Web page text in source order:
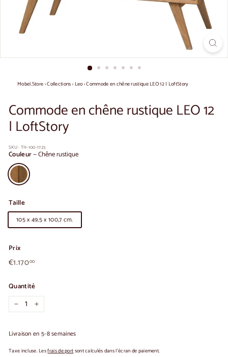
Mobel.Store›Collections› Leo›Commode en chêne rustique LEO 12 | LoftStory
Commode en chêne rustique LEO 12
| LoftStory
SKU : TH-100-1723
Couleur—Chêne rustique
Taille
105 x 49,5 x 100,7 cm.
Prix
Prix
habituel
€1.17000€1.170,00
Quantité
+
Livraison en 5-8 semaines
Taxe incluse. Lesfrais de portsont calculés dans l'écran de paiement.